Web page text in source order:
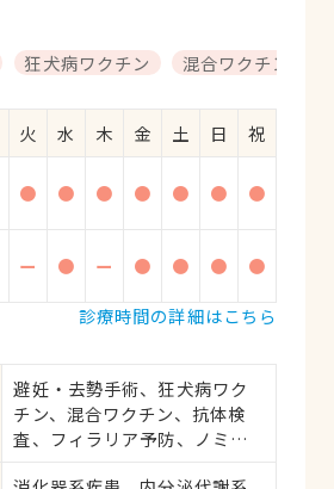
狂犬病ワクチン 混合ワクチン
火 水 木 金 土 日
祝
● ● ● ● ● ● ●
ー ● ー ● ● ●
●
診療時間の詳細はこちら
避妊・去勢手術、狂犬病ワク
チン、混合ワクチン、抗体検
査、フィラリア予防、ノミ・